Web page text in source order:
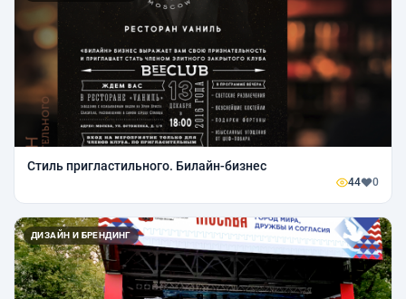
Стиль пригластильного. Билайн-бизнес
44 0
ДИЗАЙН И БРЕНДИНГ